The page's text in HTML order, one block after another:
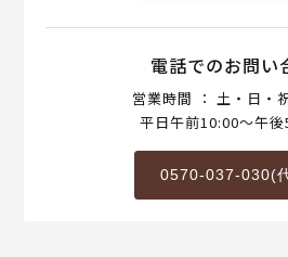
電話でのお問い
営業時間 ： 土・日・
平日午前10:00～午
0570-037-030(代